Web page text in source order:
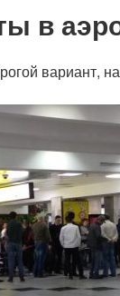
в
вариант,